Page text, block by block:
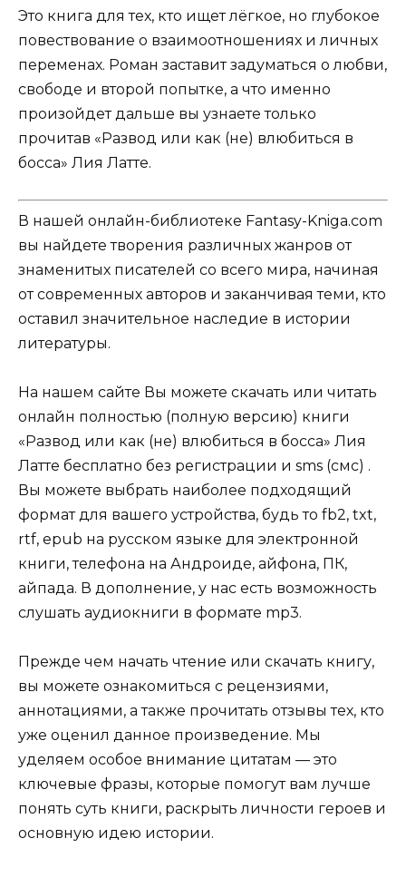
Это книга для тех, кто ищет лёгкое, но глубокое
повествование о взаимоотношениях и личных
переменах. Роман заставит задуматься о любви,
свободе и второй попытке, а что именно
произойдет дальше вы узнаете только
прочитав «Развод или как (не) влюбиться в
босса» Лия Латте.
В нашей онлайн-библиотеке Fantasy-Kniga.com
вы найдете творения различных жанров от
знаменитых писателей со всего мира, начиная
от современных авторов и заканчивая теми, кто
оставил значительное наследие в истории
литературы.
На нашем сайте Вы можете скачать или читать
онлайн полностью (полную версию) книги
«Развод или как (не) влюбиться в босса» Лия
Латте бесплатно без регистрации и sms (смс) .
Вы можете выбрать наиболее подходящий
формат для вашего устройства, будь то fb2, txt,
rtf, epub на русском языке для электронной
книги, телефона на Андроиде, айфона, ПК,
айпада. В дополнение, у нас есть возможность
слушать аудиокниги в формате mp3.
Прежде чем начать чтение или скачать книгу,
вы можете ознакомиться с рецензиями,
аннотациями, а также прочитать отзывы тех, кто
уже оценил данное произведение. Мы
уделяем особое внимание цитатам — это
ключевые фразы, которые помогут вам лучше
понять суть книги, раскрыть личности героев и
основную идею истории.